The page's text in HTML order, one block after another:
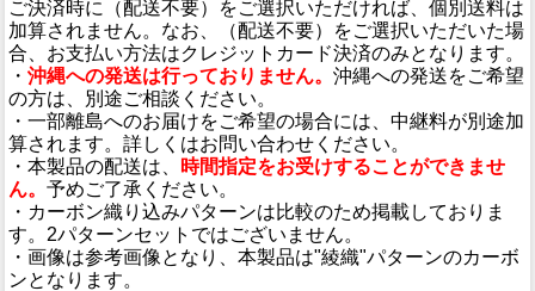
ご決済時に（配送不要）をご選択いただければ、個別送料は
加算されません。なお、（配送不要）をご選択いただいた場
合、お支払い方法はクレジットカード決済のみとなります。
・ 沖縄への発送は行っておりません。 沖縄への発送をご希望
の方は、別途ご相談ください。
・一部離島へのお届けをご希望の場合には、中継料が別途加
算されます。詳しくはお問い合わせください。
・本製品の配送は、
時間指定をお受けすることができませ
ん。 予めご了承ください。
・カーボン織り込みパターンは比較のため掲載しておりま
す。2パターンセットではございません。
・画像は参考画像となり、本製品は"綾織"パターンのカーボ
ンとなります。